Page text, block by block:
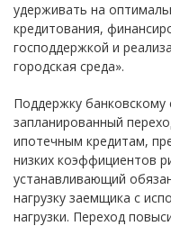
удерживать на
кредитования,
господдержкой и
городская среда».
Поддержку банковскому
запланированный
ипотечным кредитам,
низких коэффициентов
устанавливающий
нагрузку заемщика с
нагрузки. Переход